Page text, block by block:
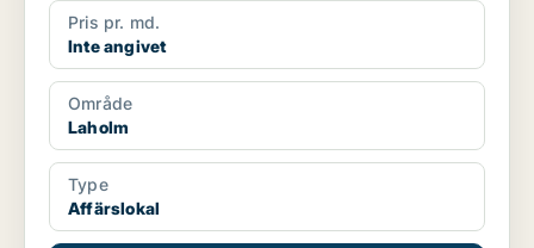
Pris pr. md.
Inte angivet
Område
Laholm
Type
Affärslokal